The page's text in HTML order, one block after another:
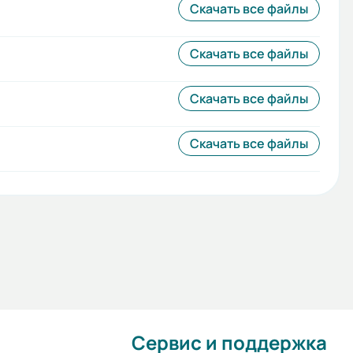
Скачать все файлы
Скачать все файлы
Скачать все файлы
Скачать все файлы
Сервис и поддержка